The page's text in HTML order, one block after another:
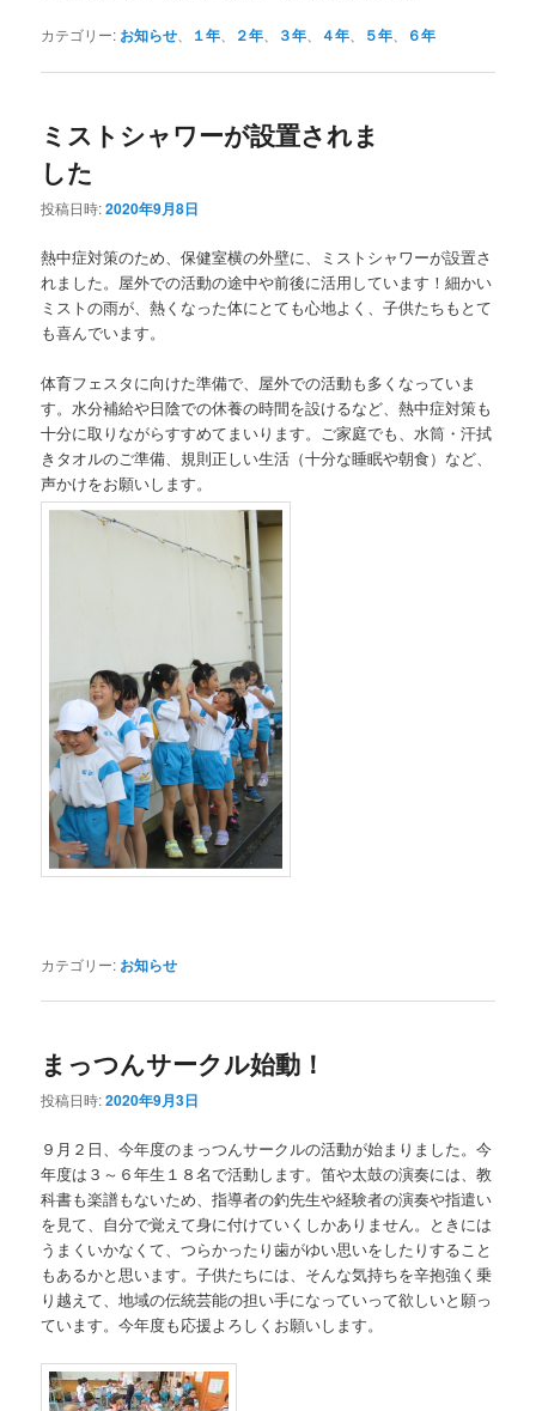
カテゴリー: お知らせ、 １年、 ２年、 ３年、 ４年、 ５年、 ６年
ミストシャワーが設置されま
した
投稿日時:2020年9月8日
熱中症対策のため、保健室横の外壁に、ミストシャワーが設置さ
れました。屋外での活動の途中や前後に活用しています！細かい
ミストの雨が、熱くなった体にとても心地よく、子供たちもとて
も喜んでいます。
体育フェスタに向けた準備で、屋外での活動も多くなっていま
す。水分補給や日陰での休養の時間を設けるなど、熱中症対策も
十分に取りながらすすめてまいります。ご家庭でも、水筒・汗拭
きタオルのご準備、規則正しい生活（十分な睡眠や朝食）など、
声かけをお願いします。
カテゴリー: お知らせ
まっつんサークル始動！
投稿日時:2020年9月3日
９月２日、今年度のまっつんサークルの活動が始まりました。今
年度は３～６年生１８名で活動します。笛や太鼓の演奏には、教
科書も楽譜もないため、指導者の釣先生や経験者の演奏や指遣い
を見て、自分で覚えて身に付けていくしかありません。ときには
うまくいかなくて、つらかったり歯がゆい思いをしたりすること
もあるかと思います。子供たちには、そんな気持ちを辛抱強く乗
り越えて、地域の伝統芸能の担い手になっていって欲しいと願っ
ています。今年度も応援よろしくお願いします。